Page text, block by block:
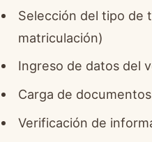
Selección del tipo de
matriculación)
Ingreso de datos del
Carga de
Verificación de